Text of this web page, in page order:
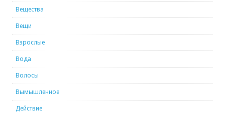
Вещества
Вещи
Взрослые
Вода
Волосы
Вымышленное
Действие